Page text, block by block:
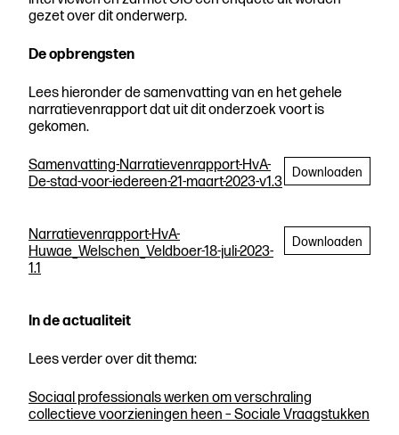
gezet over dit onderwerp.
De opbrengsten
Lees hieronder de samenvatting van en het gehele
narratievenrapport dat uit dit onderzoek voort is
gekomen.
Samenvatting-Narratievenrapport-HvA-
De-stad-voor-iedereen-21-maart-2023-v1.3
Downloaden
Narratievenrapport-HvA-
Huwae_Welschen_Veldboer-18-juli-2023-
1.1
Downloaden
In de actualiteit
Lees verder over dit thema:
Sociaal professionals werken om verschraling
collectieve voorzieningen heen – Sociale Vraagstukken